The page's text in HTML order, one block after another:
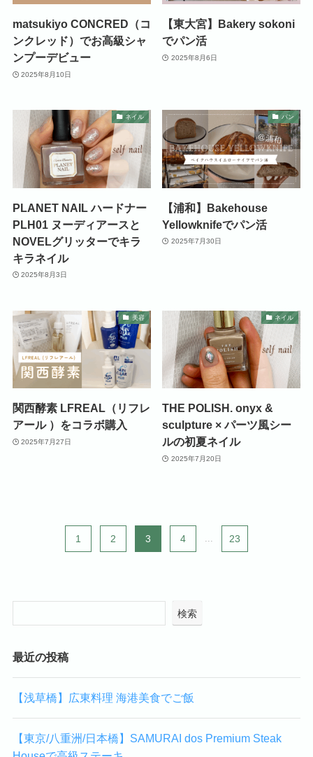
matsukiyo CONCRED（コ
ンクレッド）でお高級シャ
ンプーデビュー
2025年8月10日
【東大宮】Bakery sokoni
でパン活
2025年8月6日
ネイル
PLANET NAIL ハードナー
PLH01 ヌーディアースと
NOVELグリッターでキラ
キラネイル
2025年8月3日
パン
【浦和】Bakehouse
Yellowknifeでパン活
2025年7月30日
美容
関西酵素 LFREAL（リフレ
アール ）をコラボ購入
2025年7月27日
ネイル
THE POLISH. onyx &
sculpture × パーツ風シー
ルの初夏ネイル
2025年7月20日
1 2 3 4 23
検索
最近の投稿
【浅草橋】広東料理 海港美食でご飯
【東京/八重洲/日本橋】SAMURAI dos Premium Steak